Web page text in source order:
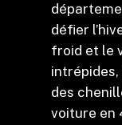
défier
froid et le
des
voiture en